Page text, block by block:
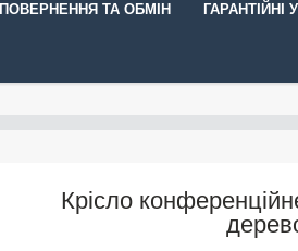
ПОВЕРНЕННЯ ТА ОБМІН ГАРАНТІЙНІ
Крісло